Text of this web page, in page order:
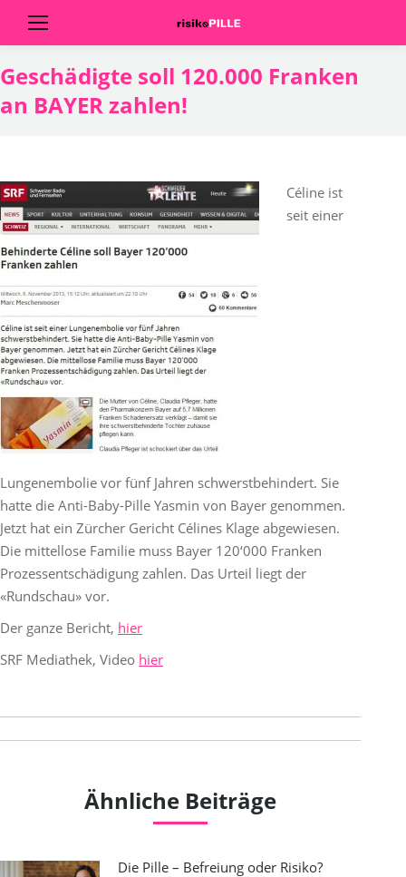
Geschädigte soll 120.000 Franken
an BAYER zahlen!
Céline ist
seit einer
Lungenembolie vor fünf Jahren schwerstbehindert. Sie
hatte die Anti-Baby-Pille Yasmin von Bayer genommen.
Jetzt hat ein Zürcher Gericht Célines Klage abgewiesen.
Die mittellose Familie muss Bayer 120‘000 Franken
Prozessentschädigung zahlen. Das Urteil liegt der
«Rundschau» vor.
Der ganze Bericht, hier
SRF Mediathek, Video hier
Kommentarnavigation
Ähnliche Beiträge
Die Pille – Befreiung oder Risiko?